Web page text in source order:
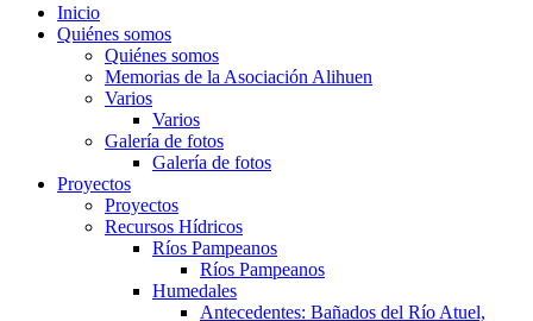
Inicio
Quiénes somos
Quiénes somos
Memorias de la Asociación Alihuen
Varios
Varios
Galería de fotos
Galería de fotos
Proyectos
Proyectos
Recursos Hídricos
Ríos Pampeanos
Ríos Pampeanos
Humedales
Antecedentes: Bañados del Río Atuel,